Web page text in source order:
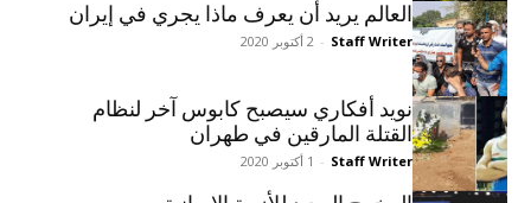
العالم يريد أن يعرف ماذا يجري في إيران
Staff Writer
- 2 أكتوبر 2020
نويد أفکاري سيصبح کابوس آخر لنظام
القتلة المارقين في طهران
Staff Writer
- 1 أكتوبر 2020